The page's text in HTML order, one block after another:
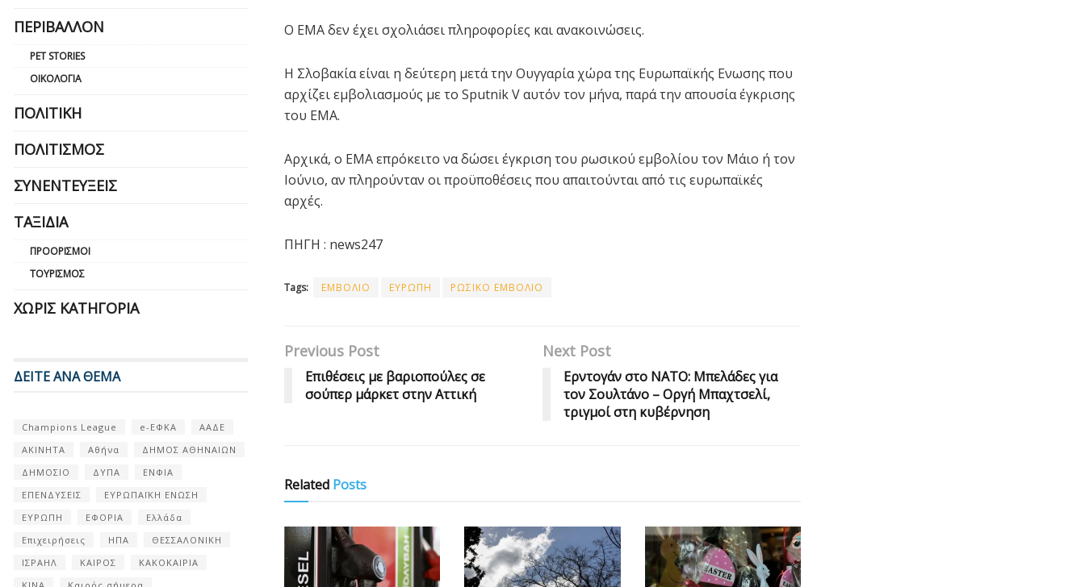
Ο EMA δεν έχει σχολιάσει πληροφορίες και ανακοινώσεις.
Η Σλοβακία είναι η δεύτερη μετά την Ουγγαρία χώρα της Ευρωπαϊκής Ενωσης που
αρχίζει εμβολιασμούς με το Sputnik V αυτόν τον μήνα, παρά την απουσία έγκρισης
του EMA.
Αρχικά, ο EMA επρόκειτο να δώσει έγκριση του ρωσικού εμβολίου τον Μάιο ή τον
Ιούνιο, αν πληρούνταν οι προϋποθέσεις που απαιτούνται από τις ευρωπαϊκές
αρχές.
ΠΗΓΗ : news247
Tags: ΕΜΒΟΛΙΟ ΕΥΡΩΠΗ ΡΩΣΙΚΟ ΕΜΒΟΛΙΟ
Previous Post
Επιθέσεις με βαριοπούλες σε
σούπερ μάρκετ στην Αττική
Next Post
Ερντογάν στο ΝΑΤΟ: Μπελάδες για
τον Σουλτάνο – Οργή Μπαχτσελί,
τριγμοί στη κυβέρνηση
Related Posts
ΠΕΡΙΒΆΛΛΟΝ
PET STORIES
ΟΙΚΟΛΟΓΊΑ
ΠΟΛΙΤΙΚΉ
ΠΟΛΙΤΙΣΜΌΣ
ΣΥΝΕΝΤΕΎΞΕΙΣ
ΤΑΞΊΔΙΑ
ΠΡΟΟΡΙΣΜΟΊ
ΤΟΥΡΙΣΜΌΣ
ΧΩΡΊΣ ΚΑΤΗΓΟΡΊΑ
ΔΕΙΤΕ ΑΝΑ ΘΕΜΑ
Champions League e-ΕΦΚΑ
ΑΑΔΕ
ΑΚΙΝΗΤΑ
Αθήνα
ΔΗΜΟΣ ΑΘΗΝΑΙΩΝ
ΔΗΜΟΣΙΟ
ΔΥΠΑ
ΕΝΦΙΑ
ΕΠΕΝΔΥΣΕΙΣ
ΕΥΡΩΠΑΪΚΗ ΕΝΩΣΗ
ΕΥΡΩΠΗ
ΕΦΟΡΙΑ
Ελλάδα
Επιχειρήσεις
ΗΠΑ
ΘΕΣΣΑΛΟΝΙΚΗ
ΙΣΡΑΗΛ
ΚΑΙΡΟΣ
ΚΑΚΟΚΑΙΡΙΑ